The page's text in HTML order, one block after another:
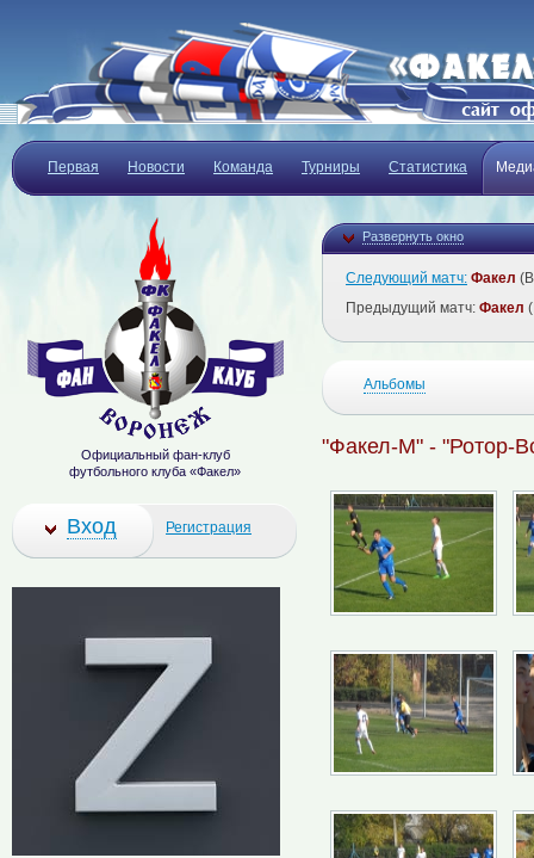
Первая Новости Команда Турниры Статистика
Развернуть окно
Следующий матч: Факел
Предыдущий матч: Факел
Альбомы
"Факел-М" - "Ротор-
Официальный фан-клуб
футбольного клуба «Факел»
Вход Регистрация